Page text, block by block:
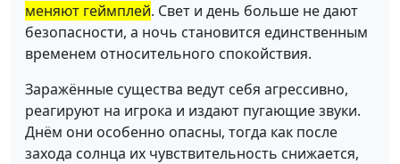
меняют геймплей. Свет и день больше не дают
безопасности, а ночь становится единственным
временем относительного спокойствия.
Заражённые существа ведут себя агрессивно,
реагируют на игрока и издают пугающие звуки.
Днём они особенно опасны, тогда как после
захода солнца их чувствительность снижается,